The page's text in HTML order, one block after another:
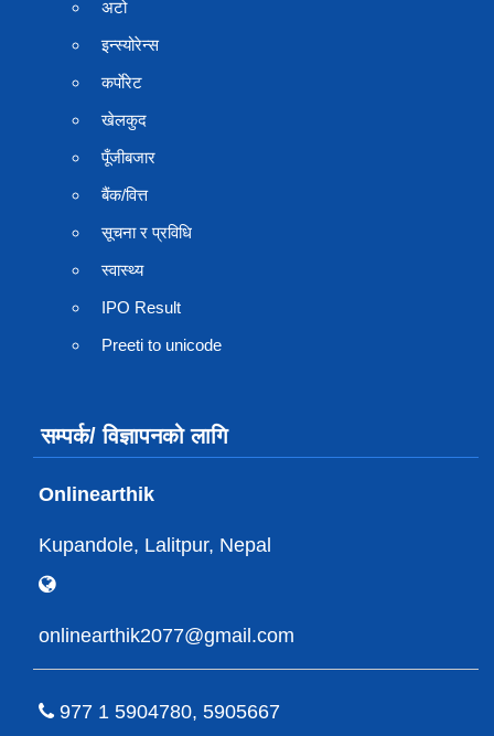
अटो
इन्स्योरेन्स
कर्पाेरेट
खेलकुद
पूँजीबजार
बैंक/वित्त
सूचना र प्रविधि
स्वास्थ्य
IPO Result
Preeti to unicode
सम्पर्क/ विज्ञापनको लागि
Onlinearthik
Kupandole, Lalitpur, Nepal
onlinearthik2077@gmail.com
977 1 5904780, 5905667